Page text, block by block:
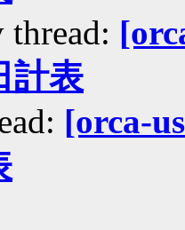
thread:
計表
[orca-